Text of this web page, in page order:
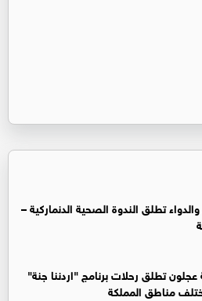
والدواء تطلق الندوة الصحية الدنماركية –
تطلق رحلات برنامج "اردننا جنة"
مناطق المملكة